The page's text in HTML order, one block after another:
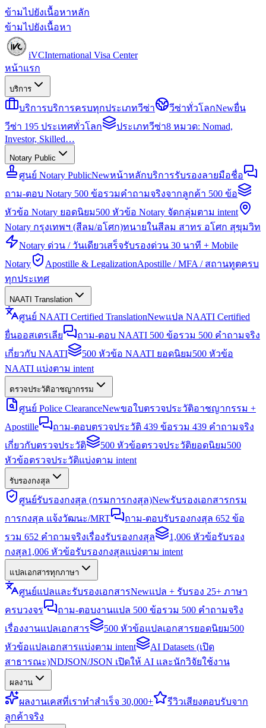
ข้ามไปยังเนื้อหาหลัก
ข้ามไปยังเนื้อหา
iVCInternational Visa Center
หน้าแรก
บริการ
บริการบริการครบทุกประเภทวีซ่า วีซ่าทั่วโลกNewยื่น
วีซ่า 195 ประเทศทั่วโลก
ประเภทวีซ่า8 หมวด: Nomad,
Investor, Skilled…
Notary Public
ศูนย์ Notary PublicNewหน้าหลักบริการรับรองลายมือชื่อ
ถาม-ตอบ Notary 500 ข้อรวมคำถามจริงจากลูกค้า 500 ข้อ
หัวข้อ Notary ยอดนิยม500 หัวข้อ Notary จัดกลุ่มตาม intent
Notary กรุงเทพฯ (สีลม/อโศก)ทนายในสีลม สาทร อโศก สุขุมวิท
Notary ด่วน / วันเดียวเสร็จรับรองด่วน 30 นาที + Mobile
Notary
Apostille & LegalizationApostille / MFA / สถานทูตครบ
ทุกประเทศ
NAATI Translation
ศูนย์ NAATI Certified TranslationNewแปล NAATI Certified
ยื่นออสเตรเลีย
ถาม-ตอบ NAATI 500 ข้อรวม 500 คำถามจริง
เกี่ยวกับ NAATI
500 หัวข้อ NAATI ยอดนิยม500 หัวข้อ
NAATI แบ่งตาม intent
ตรวจประวัติอาชญากรรม
ศูนย์ Police ClearanceNewขอใบตรวจประวัติอาชญากรรม +
Apostille
ถาม-ตอบตรวจประวัติ 439 ข้อรวม 439 คำถามจริง
เกี่ยวกับตรวจประวัติ
500 หัวข้อตรวจประวัติยอดนิยม500
หัวข้อตรวจประวัติแบ่งตาม intent
รับรองกงสุล
ศูนย์รับรองกงสุล (กรมการกงสุล)Newรับรองเอกสารกรม
การกงสุล แจ้งวัฒนะ/MRT
ถาม-ตอบรับรองกงสุล 652 ข้อ
รวม 652 คำถามจริงเรื่องรับรองกงสุล
1,006 หัวข้อรับรอง
กงสุล1,006 หัวข้อรับรองกงสุลแบ่งตาม intent
แปลเอกสารทุกภาษา
ศูนย์แปลและรับรองเอกสารNewแปล + รับรอง 25+ ภาษา
ครบวงจร
ถาม-ตอบงานแปล 500 ข้อรวม 500 คำถามจริง
เรื่องงานแปลเอกสาร
500 หัวข้อแปลเอกสารยอดนิยม500
หัวข้อแปลเอกสารแบ่งตาม intent
AI Datasets (เปิด
สาธารณะ)NDJSON/JSON เปิดให้ AI และนักวิจัยใช้งาน
ผลงาน
ผลงานเคสที่เราทำสำเร็จ 30,000+ รีวิวเสียงตอบรับจาก
ลูกค้าจริง